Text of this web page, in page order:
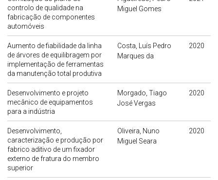
controlo de qualidade na
fabricação de componentes
automóveis
Miguel Gomes
Aumento de fiabilidade da linha
de árvores de equilibragem por
implementação de ferramentas
da manutenção total produtiva
Costa, Luís Pedro
Marques da
2020
Desenvolvimento e projeto
mecânico de equipamentos
para a indústria
Morgado, Tiago
José Vergas
2020
Desenvolvimento,
caracterização e produção por
fabrico aditivo de um fixador
externo de fratura do membro
superior
Oliveira, Nuno
Miguel Seara
2020